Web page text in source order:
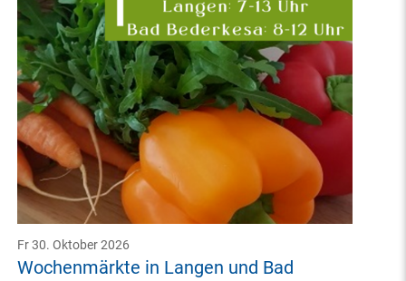
Wochenmärkte in Langen und Bad
Fr 30. Oktober 2026